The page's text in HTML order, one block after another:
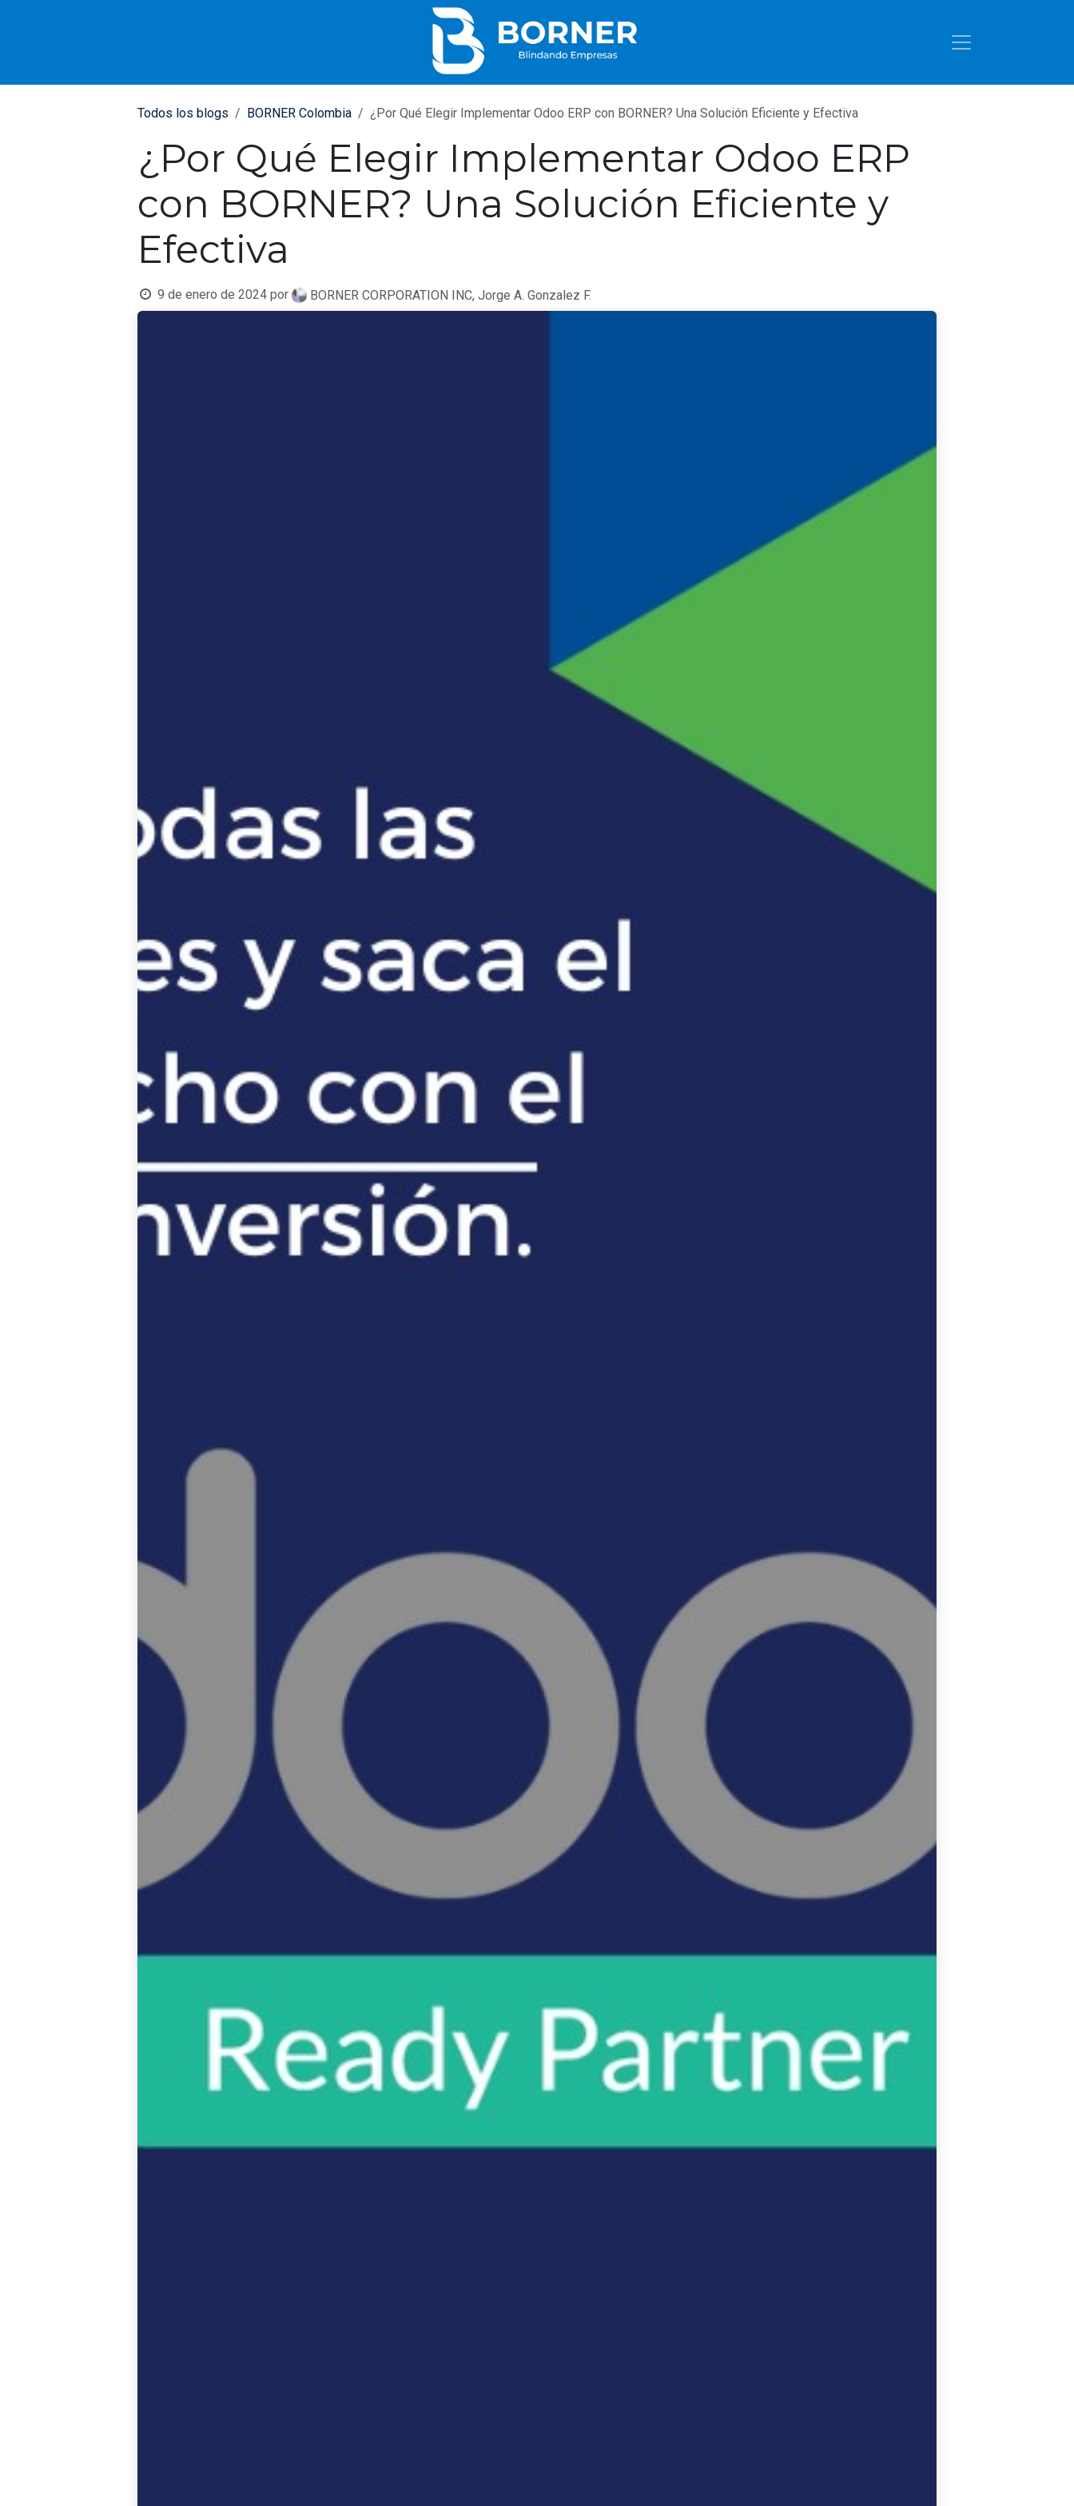
Todos los blogs BORNER Colombia ¿Por Qué Elegir Implementar Odoo ERP con BORNER? Una Solución Eficiente y Efectiva
¿Por Qué Elegir Implementar Odoo ERP
con BORNER? Una Solución Eficiente y
Efectiva
9 de enero de 2024 por BORNER CORPORATION INC, Jorge A. Gonzalez F.